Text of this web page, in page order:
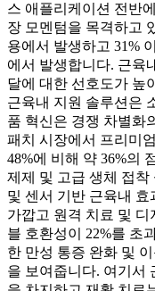
스 애플리케이션 전반
장 모멘텀을 목격하고
용에서 발생하고 31%
에서 발생합니다. 근육
달에 대한 선호도가 높
근육내 지원 솔루션은
품 혁신은 경쟁 차별화
패치 시장에서 프리미
48%에 비해 약 36%의
제제 및 고급 생체 접
및 센서 기반 근육내 효
가깝고 원격 치료 및
블 호환성이 22%를 초
한 만성 통증 완화 및
을 보여줍니다. 여기서